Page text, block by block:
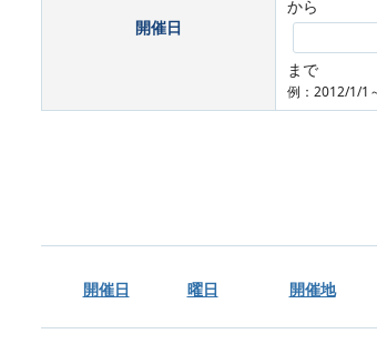
開催日
から
まで
例：2012/1/1
開催日 曜日 開催地